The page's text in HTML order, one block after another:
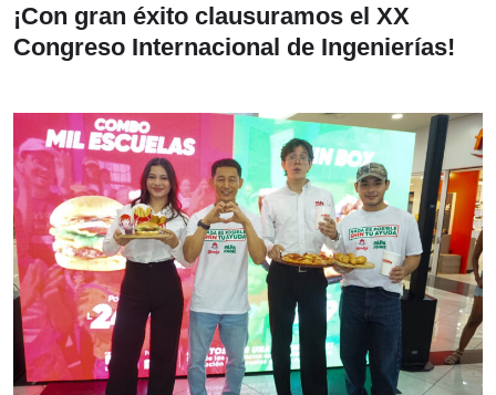
¡Con gran éxito clausuramos el XX
Congreso Internacional de Ingenierías!